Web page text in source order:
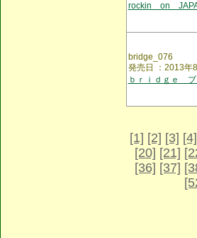
rockin on
bridge_076
発売日 ：2013
ｂｒｉｄｇｅ
[1] [2] [3] [4]
[20] [21]
[36] [37]